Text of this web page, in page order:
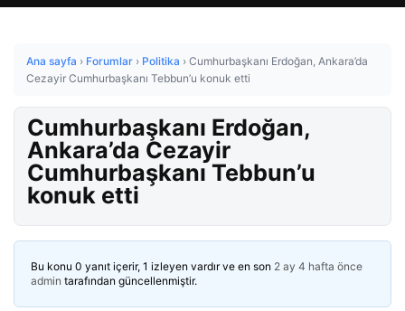
Ana sayfa › Forumlar › Politika › Cumhurbaşkanı Erdoğan, Ankara’da
Cezayir Cumhurbaşkanı Tebbun’u konuk etti
Cumhurbaşkanı Erdoğan,
Ankara’da Cezayir
Cumhurbaşkanı Tebbun’u
konuk etti
Bu konu 0 yanıt içerir, 1 izleyen vardır ve en son 2 ay 4 hafta önce
admin tarafından güncellenmiştir.